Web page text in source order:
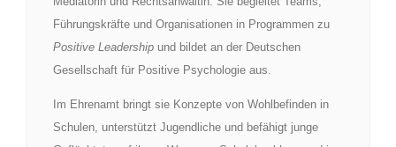
Führungskräfte und Organisationen in Programmen zu
Positive Leadership und bildet an der Deutschen
Gesellschaft für Positive Psychologie aus.
Im Ehrenamt bringt sie Konzepte von Wohlbefinden in
Schulen, unterstützt Jugendliche und befähigt junge